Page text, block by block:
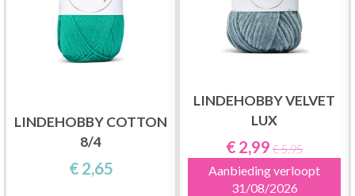
LINDEHOBBY COTTON
8/4
€ 2,65
LINDEHOBBY VELVET
LUX
€ 2,99 € 5,95
Aanbieding verloopt
31/08/2026